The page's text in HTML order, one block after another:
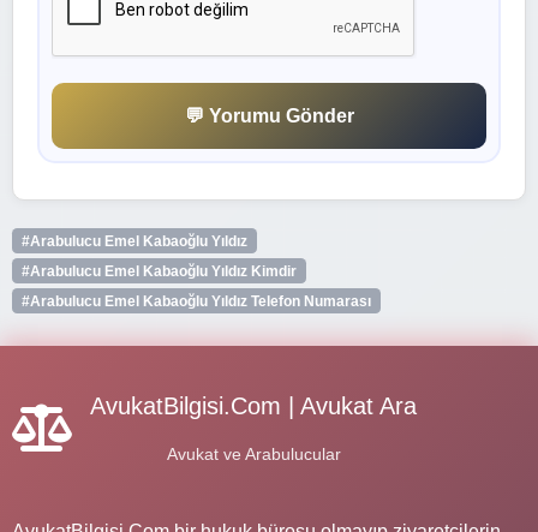
💬 Yorumu Gönder
#Arabulucu Emel Kabaoğlu Yıldız
#Arabulucu Emel Kabaoğlu Yıldız Kimdir
#Arabulucu Emel Kabaoğlu Yıldız Telefon Numarası
AvukatBilgisi.Com | Avukat Ara
Avukat ve Arabulucular